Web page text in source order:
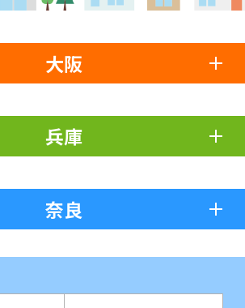
大阪
兵庫
奈良